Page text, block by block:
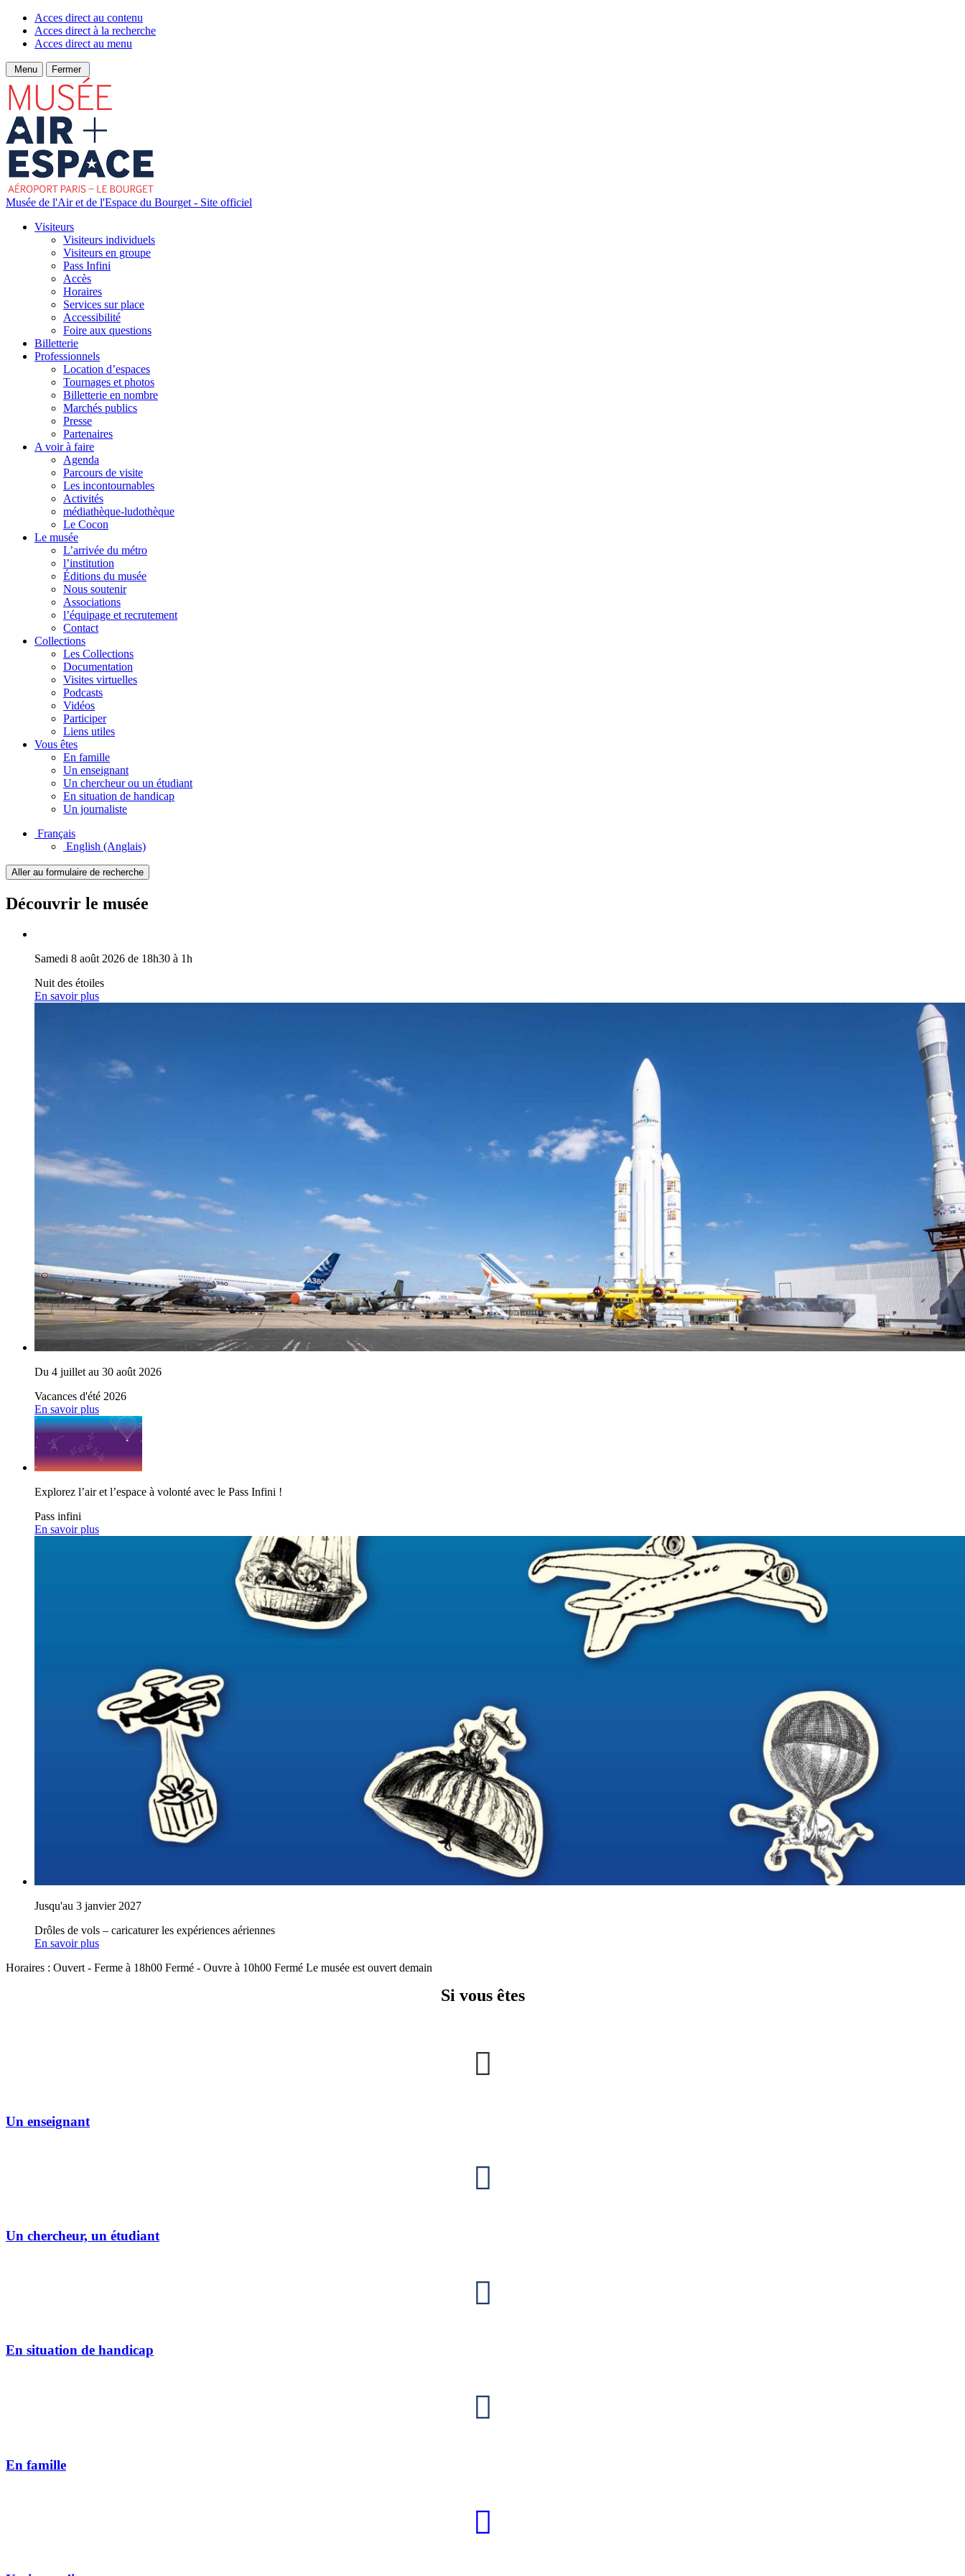
Acces direct au contenu
Acces direct à la recherche
Acces direct au menu
Menu Fermer
Musée de l'Air et de l'Espace du Bourget - Site officiel
Visiteurs
Visiteurs individuels
Visiteurs en groupe
Pass Infini
Accès
Horaires
Services sur place
Accessibilité
Foire aux questions
Billetterie
Professionnels
Location d’espaces
Tournages et photos
Billetterie en nombre
Marchés publics
Presse
Partenaires
A voir à faire
Agenda
Parcours de visite
Les incontournables
Activités
médiathèque-ludothèque
Le Cocon
Le musée
L’arrivée du métro
l’institution
Éditions du musée
Nous soutenir
Associations
l’équipage et recrutement
Contact
Collections
Les Collections
Documentation
Visites virtuelles
Podcasts
Vidéos
Participer
Liens utiles
Vous êtes
En famille
Un enseignant
Un chercheur ou un étudiant
En situation de handicap
Un journaliste
Français
English (Anglais)
Aller au formulaire de recherche
Découvrir le musée
Samedi 8 août 2026 de 18h30 à 1h
Nuit des étoiles
En savoir plus
Du 4 juillet au 30 août 2026
Vacances d'été 2026
En savoir plus
Explorez l’air et l’espace à volonté avec le Pass Infini !
Pass infini
En savoir plus
Jusqu'au 3 janvier 2027
Drôles de vols – caricaturer les expériences aériennes
En savoir plus
Horaires : Ouvert - Ferme à 18h00 Fermé - Ouvre à 10h00 Fermé Le musée est ouvert demain
Si vous êtes
Un enseignant
Un chercheur, un étudiant
En situation de handicap
En famille